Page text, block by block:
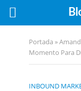
Portada »
Momento Para
INBOUND